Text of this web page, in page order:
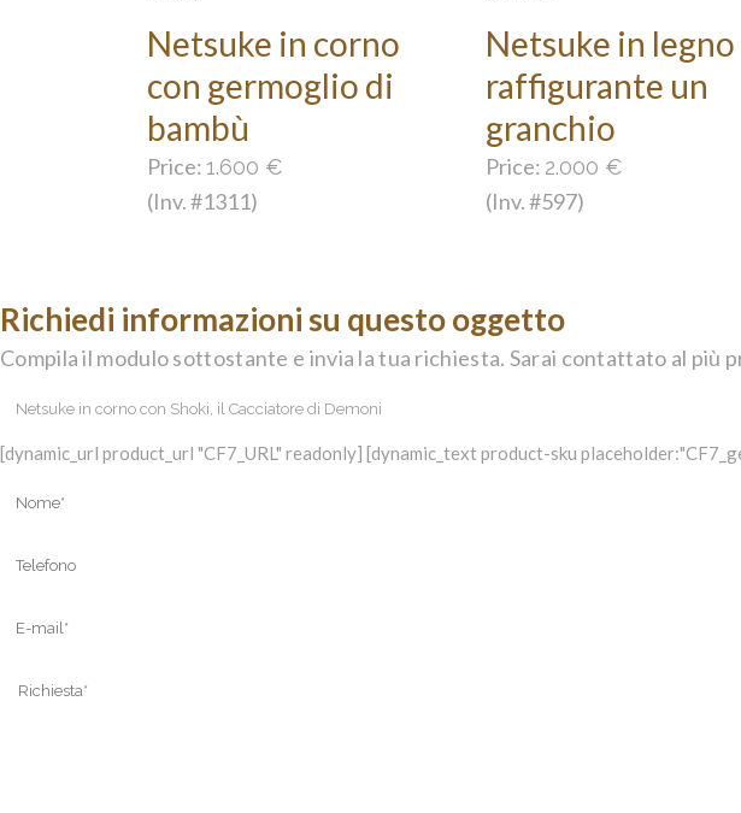
Netsuke in corno
con germoglio di
bambù
Price:1.600 €
(Inv. #1311)
Netsuke in legno
raffigurante un
granchio
Price: 2.000 €
(Inv. #597)
Richiedi informazioni su questo oggetto
Compila il modulo sottostante e invia la tua richiesta. Sarai contattato al più
[dynamic_url product_url "CF7_URL" readonly] [dynamic_text product-sku